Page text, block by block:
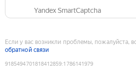
Yandex SmartCaptcha
Если у вас возникли проблемы, пожалуйста,
обратной связи
9185494701818412859:1786141979